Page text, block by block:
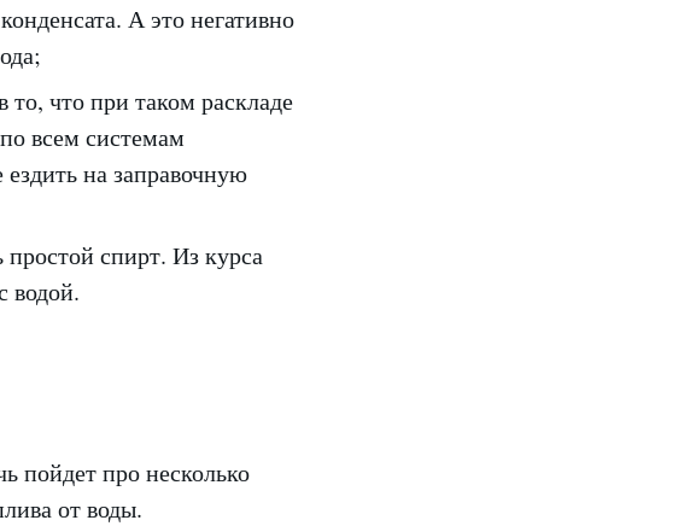
А это негативно
то, что при таком раскладе
всем системам
на заправочную
спирт. Из курса
водой.
пойдет про несколько
от воды.